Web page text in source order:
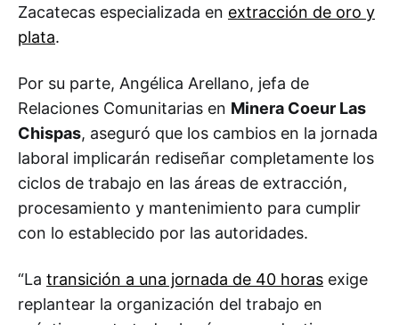
Zacatecas especializada en extracción de oro y
plata.
Por su parte, Angélica Arellano, jefa de
Relaciones Comunitarias en Minera Coeur Las
Chispas, aseguró que los cambios en la jornada
laboral implicarán rediseñar completamente los
ciclos de trabajo en las áreas de extracción,
procesamiento y mantenimiento para cumplir
con lo establecido por las autoridades.
“La transición a una jornada de 40 horas exige
replantear la organización del trabajo en